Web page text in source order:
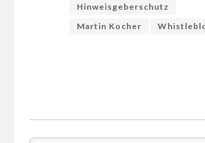
Hinweisgeberschutz
Martin Kocher